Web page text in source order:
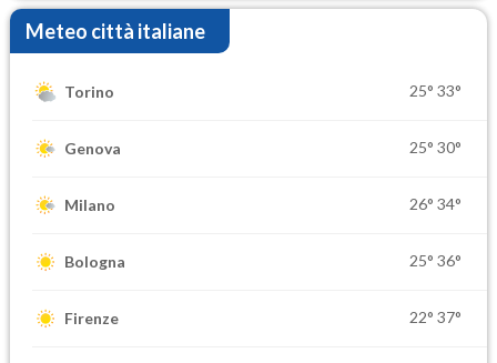
Meteo città italiane
Torino 25° 33°
Genova 25° 30°
Milano 26° 34°
Bologna 25° 36°
Firenze 22° 37°